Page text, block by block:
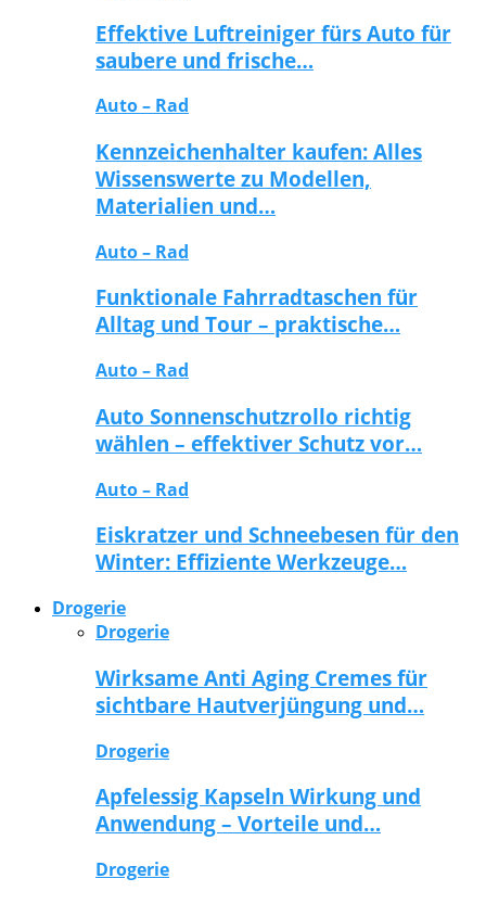
Effektive Luftreiniger fürs Auto für
saubere und frische…
Auto – Rad
Kennzeichenhalter kaufen: Alles
Wissenswerte zu Modellen,
Materialien und…
Auto – Rad
Funktionale Fahrradtaschen für
Alltag und Tour – praktische…
Auto – Rad
Auto Sonnenschutzrollo richtig
wählen – effektiver Schutz vor…
Auto – Rad
Eiskratzer und Schneebesen für den
Winter: Effiziente Werkzeuge…
Drogerie
Drogerie
Wirksame Anti Aging Cremes für
sichtbare Hautverjüngung und…
Drogerie
Apfelessig Kapseln Wirkung und
Anwendung – Vorteile und…
Drogerie